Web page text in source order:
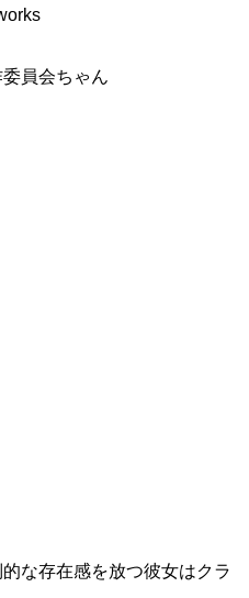
員会ちゃん
な存在感を放つ彼女はクラ